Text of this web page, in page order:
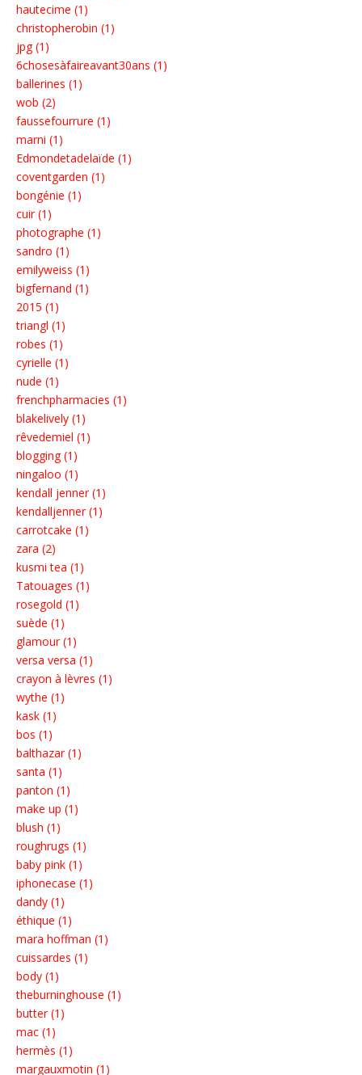
hautecime (1)
christopherobin (1)
jpg (1)
6chosesàfaireavant30ans (1)
ballerines (1)
wob (2)
faussefourrure (1)
marni (1)
Edmondetadelaïde (1)
coventgarden (1)
bongénie (1)
cuir (1)
photographe (1)
sandro (1)
emilyweiss (1)
bigfernand (1)
2015 (1)
triangl (1)
robes (1)
cyrielle (1)
nude (1)
frenchpharmacies (1)
blakelively (1)
rêvedemiel (1)
blogging (1)
ningaloo (1)
kendall jenner (1)
kendalljenner (1)
carrotcake (1)
zara (2)
kusmi tea (1)
Tatouages (1)
rosegold (1)
suède (1)
glamour (1)
versa versa (1)
crayon à lèvres (1)
wythe (1)
kask (1)
bos (1)
balthazar (1)
santa (1)
panton (1)
make up (1)
blush (1)
roughrugs (1)
baby pink (1)
iphonecase (1)
dandy (1)
éthique (1)
mara hoffman (1)
cuissardes (1)
body (1)
theburninghouse (1)
butter (1)
mac (1)
hermès (1)
margauxmotin (1)